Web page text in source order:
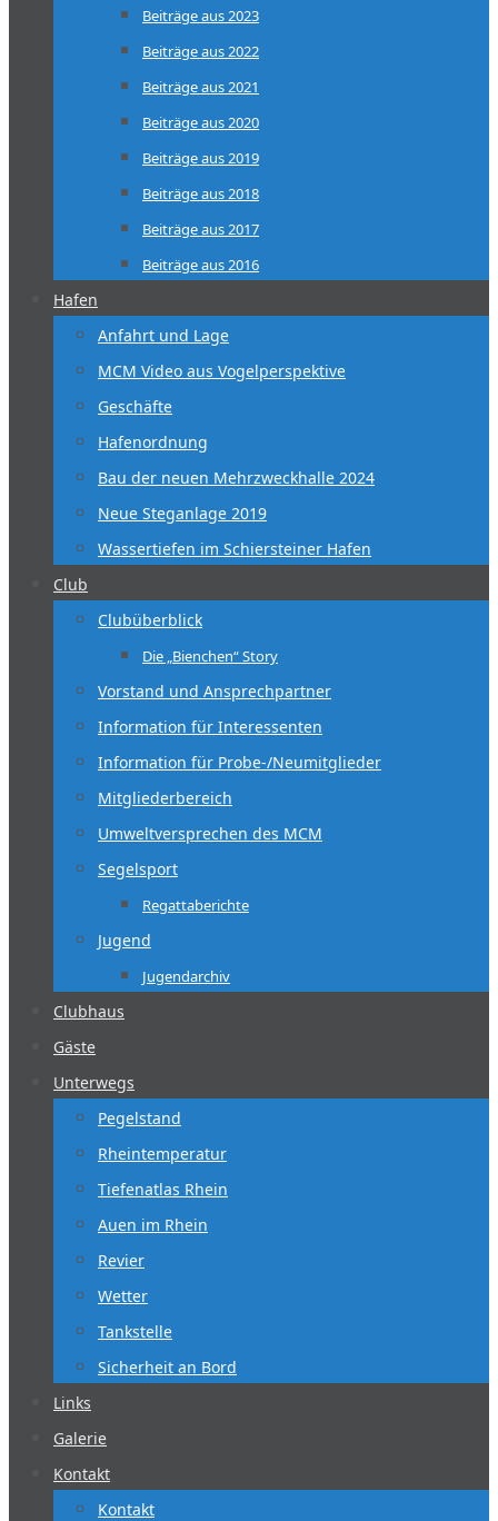
Beiträge aus 2023
Beiträge aus 2022
Beiträge aus 2021
Beiträge aus 2020
Beiträge aus 2019
Beiträge aus 2018
Beiträge aus 2017
Beiträge aus 2016
Hafen
Anfahrt und Lage
MCM Video aus Vogelperspektive
Geschäfte
Hafenordnung
Bau der neuen Mehrzweckhalle 2024
Neue Steganlage 2019
Wassertiefen im Schiersteiner Hafen
Club
Clubüberblick
Die „Bienchen“ Story
Vorstand und Ansprechpartner
Information für Interessenten
Information für Probe-/Neumitglieder
Mitgliederbereich
Umweltversprechen des MCM
Segelsport
Regattaberichte
Jugend
Jugendarchiv
Clubhaus
Gäste
Unterwegs
Pegelstand
Rheintemperatur
Tiefenatlas Rhein
Auen im Rhein
Revier
Wetter
Tankstelle
Sicherheit an Bord
Links
Galerie
Kontakt
Kontakt